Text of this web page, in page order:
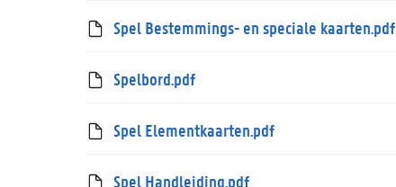
Spel Bestemmings- en speciale kaarten.pdf
Spelbord.pdf
Spel Elementkaarten.pdf
Spel Handleiding.pdf